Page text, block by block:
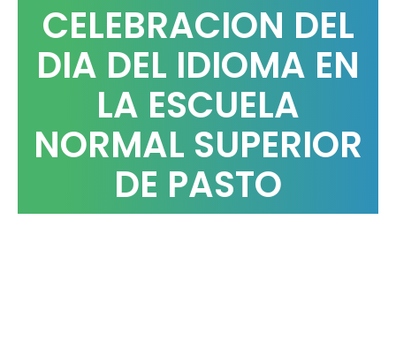
CELEBRACION DEL
DIA DEL IDIOMA EN
LA ESCUELA
NORMAL SUPERIOR
DE PASTO